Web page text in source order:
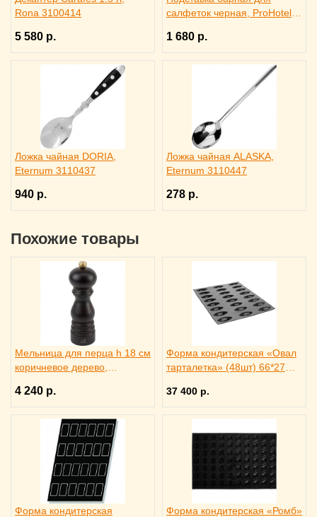
Rona 3100414
5 580 р.
салфеток черная, ProHotel
1 680 р.
Ложка чайная DORIA,
Eternum 3110437
940 р.
Ложка чайная ALASKA,
Eternum 3110447
278 р.
Похожие товары
Мельница для перца h 18 см
коричневое дерево,
PEUGEOT 3172186
4 240 р.
Форма кондитерская «Овал
тарталетка» (48шт) 66*27
37 400 р.
Форма кондитерская
Форма кондитерская «Ромб»